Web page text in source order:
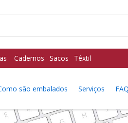
Cadernos Sacos Têxtil
são embalados Serviços FAQ